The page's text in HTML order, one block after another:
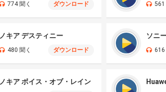
774 聞く ダウンロード 561
ノキア デスティニー
480 聞く ダウンロード
ソニ
616
ノキア ボイス・オブ・レイン